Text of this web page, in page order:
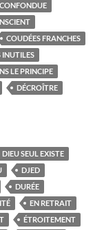
CONFONDUE
COUDÉES FRANCHES
INUTILES
LE PRINCIPE
DÉCROÎTRE
DIEU SEUL EXISTE
DJED
DURÉE
EN RETRAIT
ÉTROITEMENT